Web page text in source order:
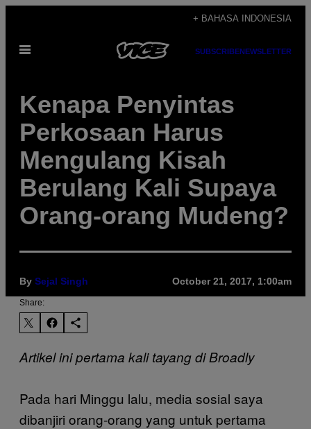
content
+ BAHASA INDONESIA
Open
SUBSCRIBENEWSLETTER
Kenapa Penyintas
Perkosaan Harus
Mengulang Kisah
Berulang Kali Supaya
Orang-orang Mudeng?
By Sejal Singh October 21, 2017, 1:00am
Share:
Artikel ini pertama kali tayang di Broadly
Pada hari Minggu lalu, media sosial saya
dibanjiri orang-orang yang untuk pertama